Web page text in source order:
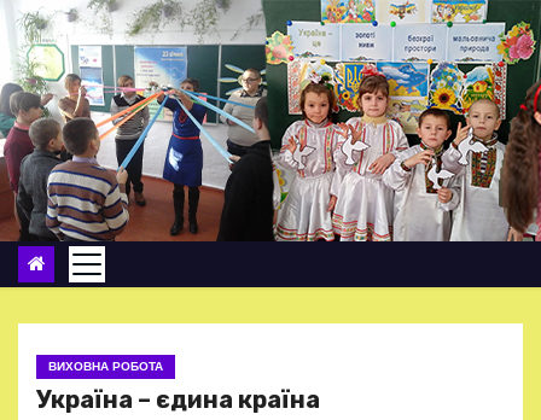
П
р
е
й
т
и
о
ВИХОВНА РОБОТА
Україна – єдина країна